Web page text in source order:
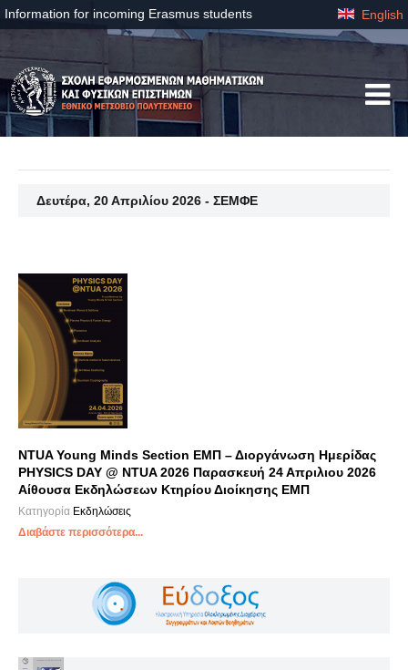
Information for incoming Erasmus students English
Δευτέρα, 20 Απριλίου 2026 - ΣΕΜΦΕ
NTUA Young Minds Section ΕΜΠ – Διοργάνωση Ημερίδας
PHYSICS DAY @ NTUA 2026 Παρασκευή 24 Απριλιου 2026
Αίθουσα Εκδηλώσεων Κτηρίου Διοίκησης ΕΜΠ
Κατηγορία Εκδηλώσεις
Διαβάστε περισσότερα...